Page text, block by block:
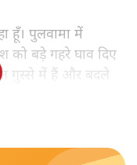
हूँ। पुलवामा में
बड़े गहरे घाव दिए
गुस्से में हैं और बदले